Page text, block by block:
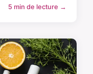
5 min de lecture →